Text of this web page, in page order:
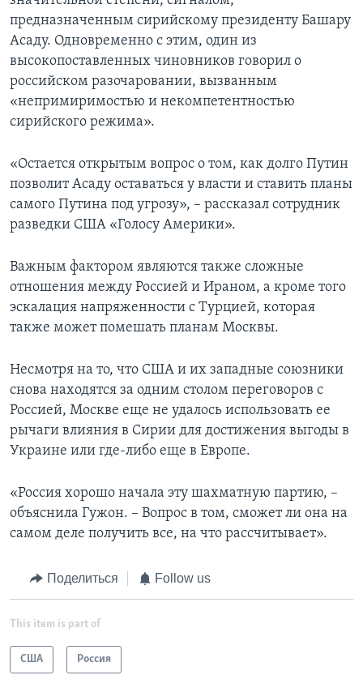
предназначенным сирийскому президенту Башару
Асаду. Одновременно с этим, один из
высокопоставленных чиновников говорил о
российском разочаровании, вызванным
«непримиримостью и некомпетентностью
сирийского режима».
«Остается открытым вопрос о том, как долго Путин
позволит Асаду оставаться у власти и ставить планы
самого Путина под угрозу», – рассказал сотрудник
разведки США «Голосу Америки».
Важным фактором являются также сложные
отношения между Россией и Ираном, а кроме того
эскалация напряженности с Турцией, которая
также может помешать планам Москвы.
Несмотря на то, что США и их западныe союзники
снова находятся за одним столом переговоров с
Россией, Москве еще не удалось использовать ее
рычаги влияния в Сирии для дoстижения выгоды в
Украине или где-либо еще в Европе.
«Россия хорошо начала эту шахматную партию, –
объяснила Гужон. – Вопрос в том, сможет ли она на
самом деле получить все, на что рассчитывает».
Поделиться Follow us
This item is part of
США Россия